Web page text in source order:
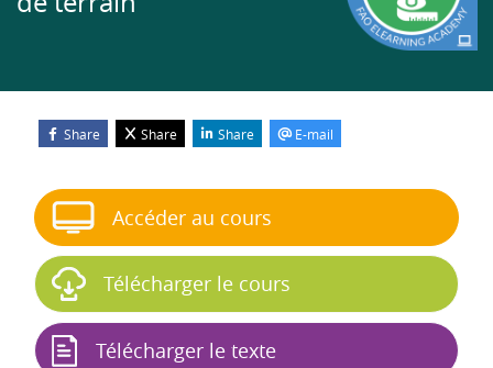
Share Share Share E-mail
Accéder au cours
Télécharger le cours
Télécharger le texte